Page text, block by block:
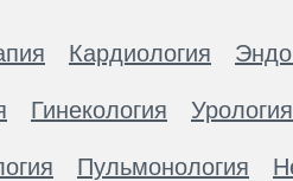
Кардиология
Гинекология Урология
Пульмонология